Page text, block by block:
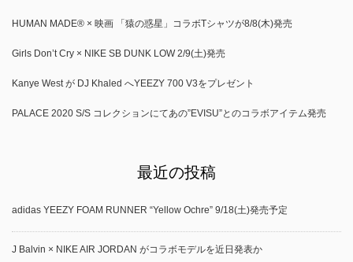
HUMAN MADE®︎ × 映画 「猿の惑星」コラボTシャツが8/8(木)発売
Girls Don’t Cry × NIKE SB DUNK LOW 2/9(土)発売
Kanye West が DJ Khaled へYEEZY 700 V3をプレゼント
PALACE 2020 S/S コレクションにてあの”EVISU”とのコラボアイテム発売
最近の投稿
adidas YEEZY FOAM RUNNER “Yellow Ochre” 9/18(土)発売予定
J Balvin × NIKE AIR JORDAN がコラボモデルを近日発表か